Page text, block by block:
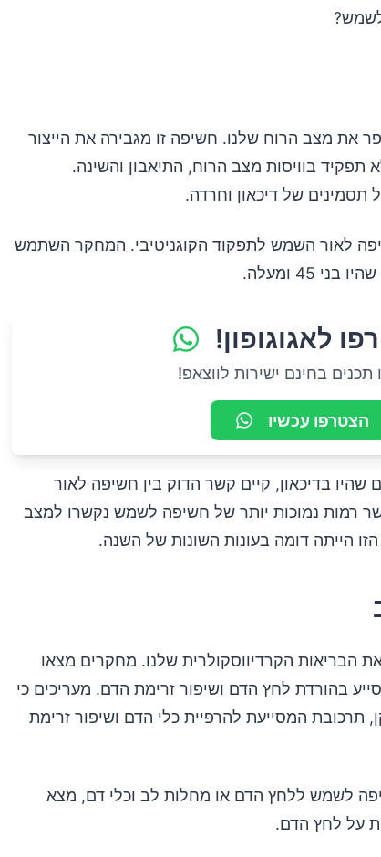
את מצב הרוח שלנו. חשיפה זו מגבירה את הייצור
תפקיד בוויסות מצב הרוח, התיאבון והשינה.
תסמינים של דיכאון וחרדה.
לאור השמש לתפקוד הקוגניטיבי. המחקר השתמש
לאגוגופון!
תכנים בחינם ישירות לווצאפ!
הצטרפו עכשיו
בדיכאון, קיים קשר הדוק בין חשיפה לאור
רמות נמוכות יותר של חשיפה לשמש נקשרו למצב
הייתה דומה בעונות השונות של השנה.
הבריאות הקרדיווסקולרית שלנו. מחקרים מצאו
בהורדת לחץ הדם ושיפור זרימת הדם. מעריכים כי
תרכובת המסייעת להרפיית כלי הדם ושיפור זרימת
לשמש ללחץ הדם או מחלות לב וכלי דם, מצא
על לחץ הדם.